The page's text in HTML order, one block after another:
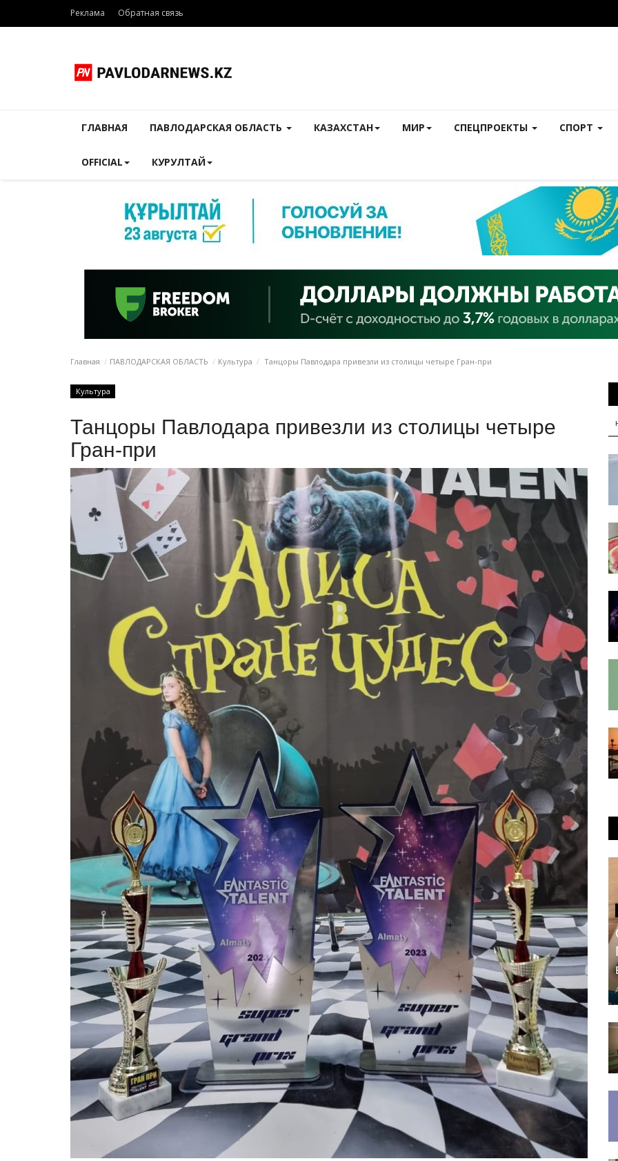
Реклама Обратная связь
ГЛАВНАЯ ПАВЛОДАРСКАЯ ОБЛАСТЬ КАЗАХСТАН МИР СПЕЦПРОЕКТЫ СПОРТ
OFFICIAL КУРУЛТАЙ
Главная ПАВЛОДАРСКАЯ ОБЛАСТЬ Культура Танцоры Павлодара привезли из столицы четыре Гран-при
Культура
Танцоры Павлодара привезли из столицы четыре
Гран-при